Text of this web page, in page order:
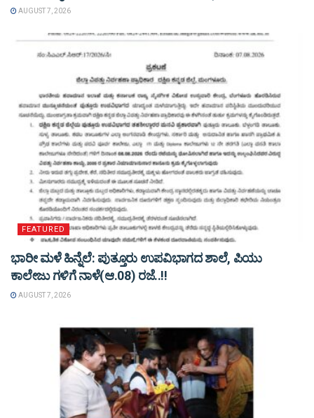
AUGUST 7, 2026
FEATURED
ಭಾರೀ ಮಳೆ ಹಿನ್ನೆಲೆ: ಪುತ್ತೂರು ಉಪವಿಭಾಗದ ಶಾಲೆ, ಪಿಯು
ಕಾಲೇಜು ಗಳಿಗೆ ನಾಳೆ(ಆ.08) ರಜೆ..!!
AUGUST 7, 2026